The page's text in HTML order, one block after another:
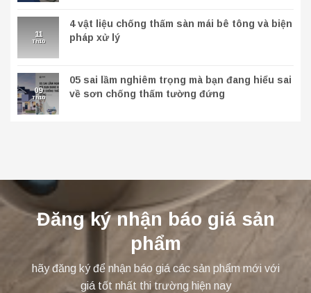
11
Th10
4 vật liệu chống thấm sàn mái bê tông và biện
pháp xử lý
09
Th10
05 sai lầm nghiêm trọng mà bạn đang hiểu sai
về sơn chống thấm tường đứng
Đăng ký nhận báo giá sản
phẩm
hãy đăng ký để nhận báo giá các sản phẩm mới với
giá tốt nhất thi trường hiện nay